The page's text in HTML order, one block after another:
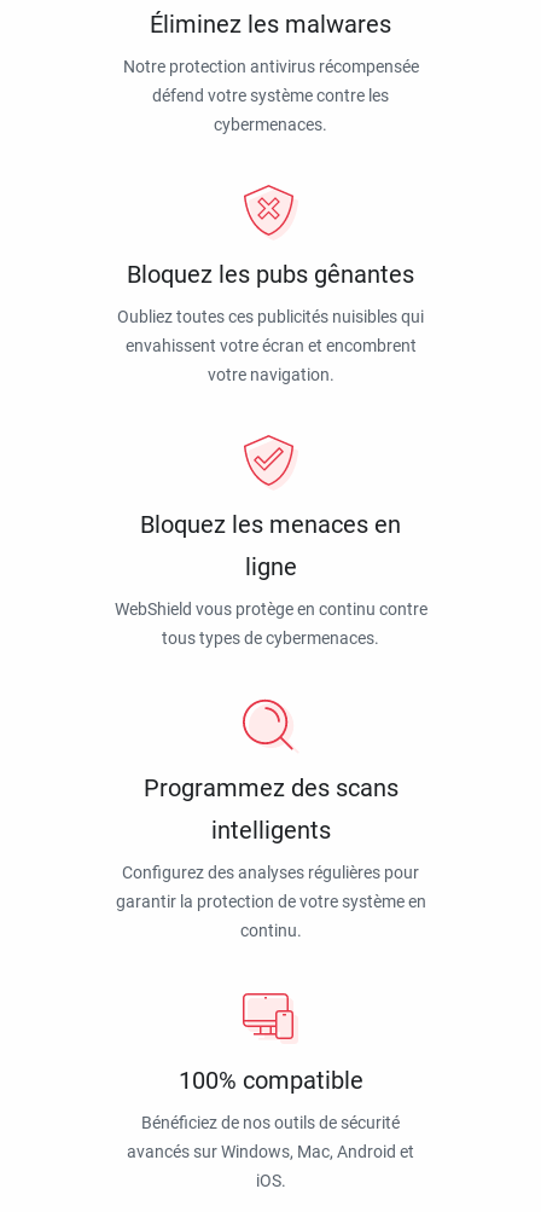
Éliminez les malwares
Notre protection antivirus récompensée
défend votre système contre les
cybermenaces.
Bloquez les pubs gênantes
Oubliez toutes ces publicités nuisibles qui
envahissent votre écran et encombrent
votre navigation.
Bloquez les menaces en
ligne
WebShield vous protège en continu contre
tous types de cybermenaces.
Programmez des scans
intelligents
Configurez des analyses régulières pour
garantir la protection de votre système en
continu.
100% compatible
Bénéficiez de nos outils de sécurité
avancés sur Windows, Mac, Android et
iOS.